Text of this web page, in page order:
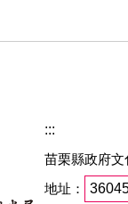
:::
苗栗縣政府
地址：